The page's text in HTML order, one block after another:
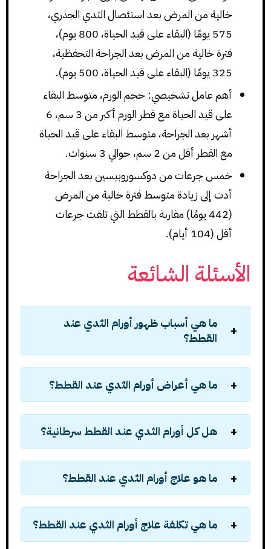
خالية من المرض بعد استئصال الثدي الجذري،
575 يومًا (البقاء على قيد الحياة، 800 يوم)،
فترة خالية من المرض بعد الجراحة التحفظية،
325 يومًا (البقاء على قيد الحياة، 500 يوم).
أهم عامل تشخيصي: حجم الورم، متوسط البقاء
على قيد الحياة مع قطر الورم أكبر من 3 سم، 6
أشهر بعد الجراحة، متوسط البقاء على قيد الحياة
مع القطر أقل من 2 سم، حوالي 3 سنوات.
خمس جرعات من دوكسوروبيسين بعد الجراحة
أدت إلى زيادة متوسط فترة خالية من المرض
(442 يومًا) مقارنة بالقطط التي تلقت جرعات
أقل (104 أيام).
الأسئلة الشائعة
ما هي أسباب ظهور أورام الثدي عند
القطط؟
ما هي أعراض أورام الثدي عند القطط؟
هل كل أورام الثدي عند القطط سرطانية؟
ما هو علاج أورام الثدي عند القطط؟
ما هي تكلفة علاج أورام الثدي عند القطط؟